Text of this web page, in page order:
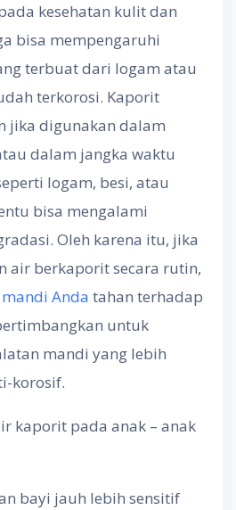
kesehatan kulit dan
bisa mempengaruhi
terbuat dari logam atau
terkorosi. Kaporit
jika digunakan dalam
dalam jangka waktu
logam, besi, atau
bisa mengalami
Oleh karena itu, jika
air berkaporit secara rutin,
Anda tahan terhadap
untuk
mandi yang lebih
korosif.
kaporit pada anak – anak
bayi jauh lebih sensitif